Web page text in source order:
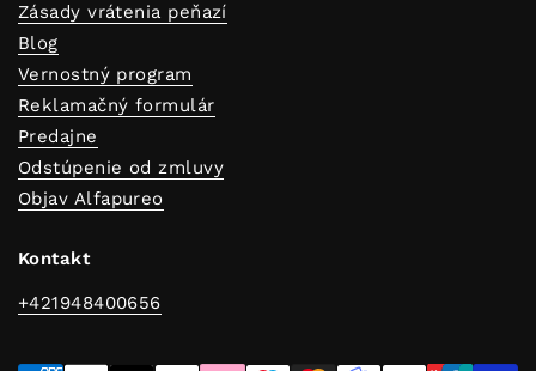
Zásady vrátenia peňazí
Blog
Vernostný program
Reklamačný formulár
Predajne
Odstúpenie od zmluvy
Objav Alfapureo
Kontakt
+421948400656